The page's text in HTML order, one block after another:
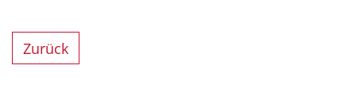
Zurück